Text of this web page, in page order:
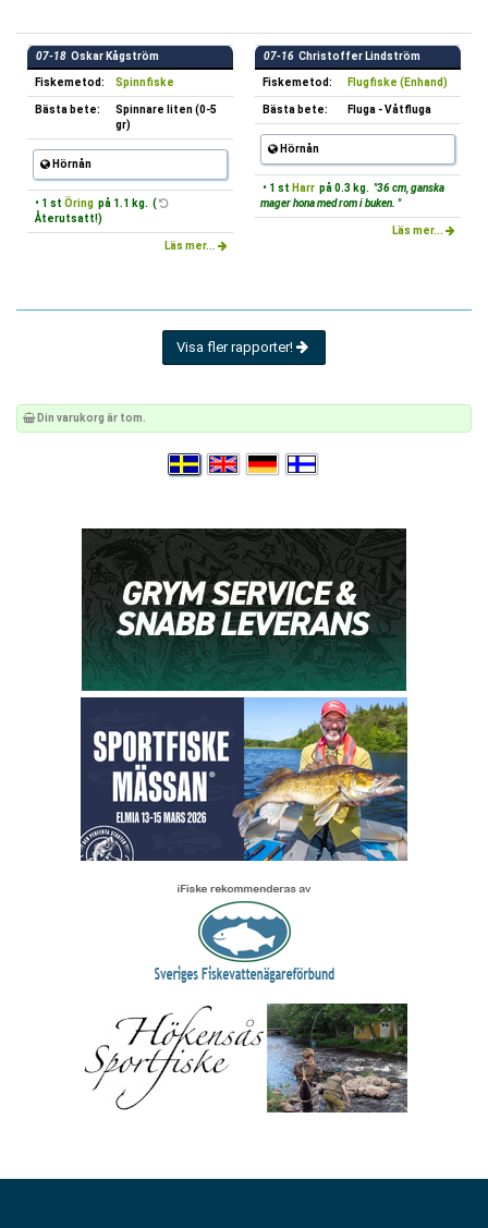
07-18 Oskar Kågström
Fiskemetod: Spinnfiske
Bästa bete:
Spinnare liten (0-5
gr)
Hörnån
• 1 st Öring på 1.1 kg. (
Återutsatt!)
Läs mer...
07-16 Christoffer Lindström
Fiskemetod: Flugfiske (Enhand)
Bästa bete: Fluga - Våtfluga
Hörnån
• 1 st Harr på 0.3 kg. "36 cm, ganska
mager hona med rom i buken. "
Läs mer...
Visa fler rapporter!
Din varukorg är tom.